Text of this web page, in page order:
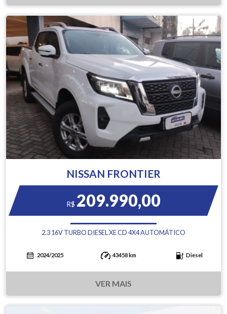
NISSAN FRONTIER
R$ 209.990,00
2.3 16V TURBO DIESEL XE CD 4X4 AUTOMÁTICO
2024/2025 43458 km Diesel
VER MAIS